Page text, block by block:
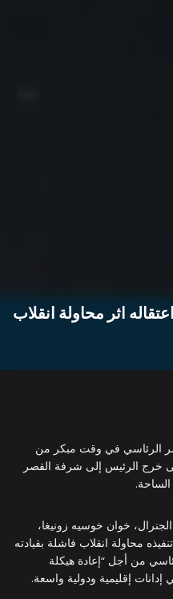
اثر محاولة انقلاب
الرئاسي في وقت مبكر من
خرج الرئيس إلى شرفة القصر
الساحة.
خوان خوسيه زونيغا،
محاولة انقلاب فاشلة بقيادته
من أجل “إعادة هيكلة
إقليمية ودولية واسعة.